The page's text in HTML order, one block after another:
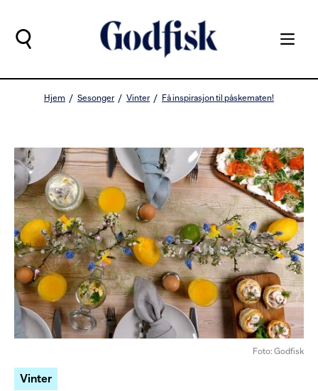
Hjem Sesonger Vinter Få inspirasjon til påskematen!
Foto: Godfisk
Vinter